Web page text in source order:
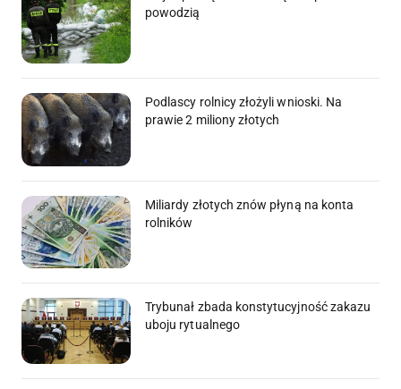
powodzią
Podlascy rolnicy złożyli wnioski. Na
prawie 2 miliony złotych
Miliardy złotych znów płyną na konta
rolników
Trybunał zbada konstytucyjność zakazu
uboju rytualnego